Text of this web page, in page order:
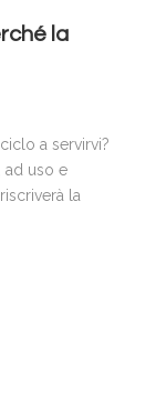
la
a servirvi?
ad uso e
la